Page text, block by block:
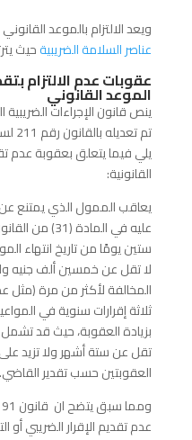
ويعد الالتزام بالموعد
عناصر السلامة الضريبيةحيث
عقوبات عدم الالتزام
الموعد القانوني
يلي فيما يتعلق بعقوبة عدم
القانونية:
يعاقب الممول الذي يمتنع عن
عليه في
ستين يومًا من تاريخ انتهاء
لا تقل عن خمسين ألف جنيه
المخالفة لأكثر من مرة (مثل
ثلاثة إقرارات سنوية في
بزيادة العقوبة، حيث قد
تقل عن ستة أشهر ولا تزيد
العقوبتين حسب تقدير القاضي.
عدم تقديم الإقرار الضريبي أو